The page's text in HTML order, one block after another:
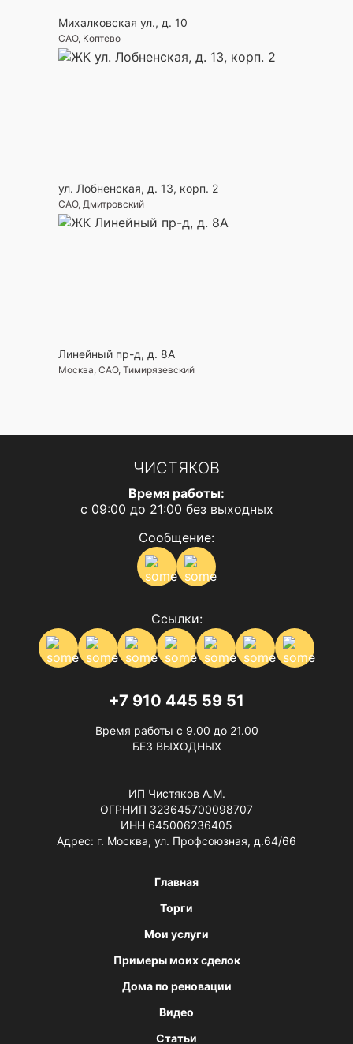
Михалковская ул., д. 10
САО, Коптево
ул. Лобненская, д. 13, корп. 2
САО, Дмитровский
Линейный пр-д, д. 8А
Москва, САО, Тимирязевский
ЧИСТЯКОВ
Время работы:
с 09:00 до 21:00 без выходных
Сообщение:
Ссылки:
+7 910 445 59 51
Время работы с 9.00 до 21.00
БЕЗ ВЫХОДНЫХ
ИП Чистяков А.М.
ОГРНИП 323645700098707
ИНН 645006236405
Адрес: г. Москва, ул. Профсоюзная, д.64/66
Главная
Торги
Мои услуги
Примеры моих сделок
Дома по реновации
Видео
Статьи